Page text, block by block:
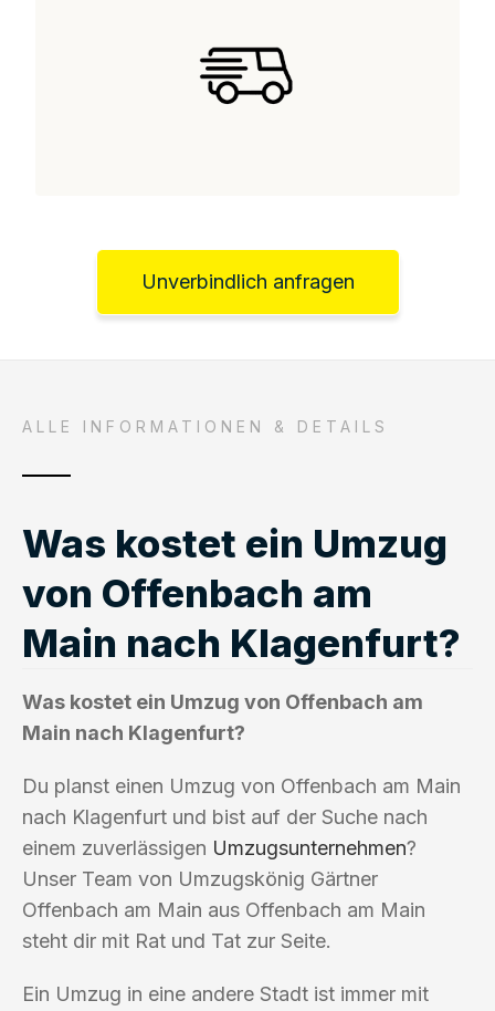
Unverbindlich anfragen
ALLE INFORMATIONEN & DETAILS
Was kostet ein Umzug
von Offenbach am
Main nach Klagenfurt?
Was kostet ein Umzug von Offenbach am
Main nach Klagenfurt?
Du planst einen Umzug von Offenbach am Main
nach Klagenfurt und bist auf der Suche nach
einem zuverlässigen Umzugsunternehmen?
Unser Team von Umzugskönig Gärtner
Offenbach am Main aus Offenbach am Main
steht dir mit Rat und Tat zur Seite.
Ein Umzug in eine andere Stadt ist immer mit